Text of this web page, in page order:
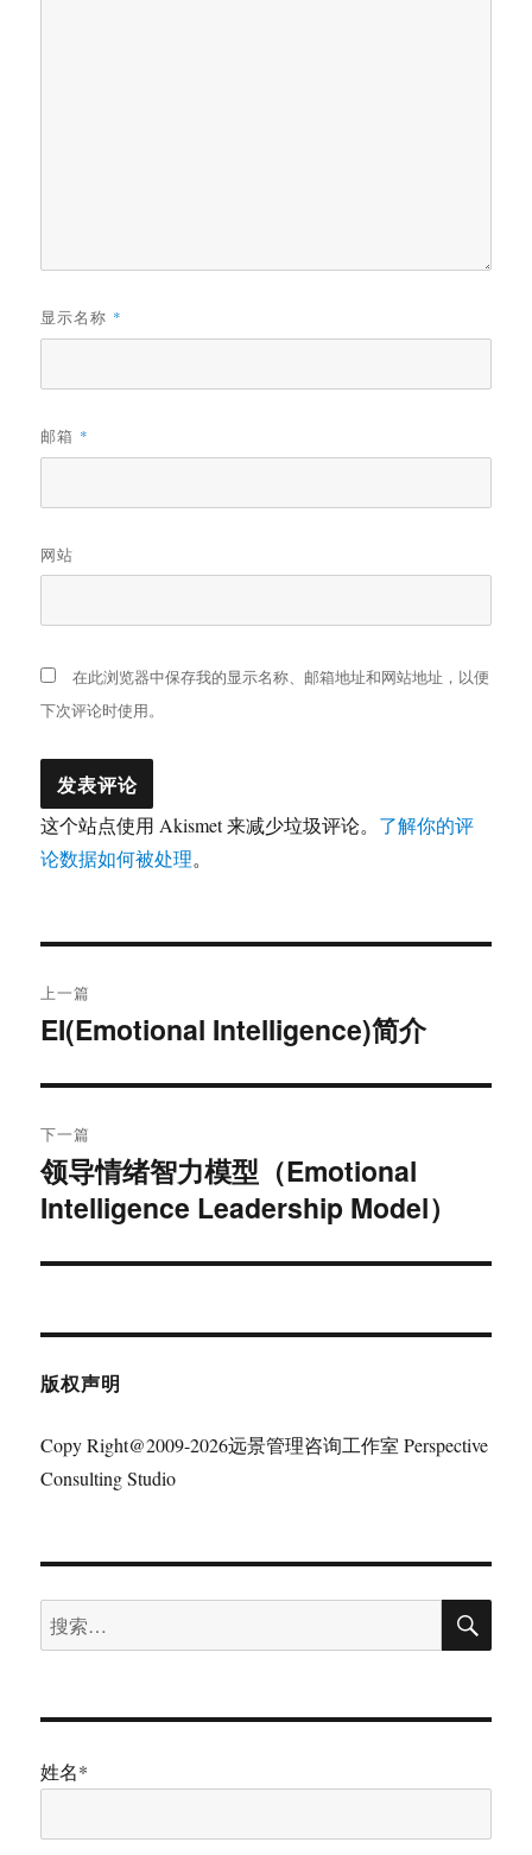
显示名称 *
邮箱 *
网站
在此浏览器中保存我的显示名称、邮箱地址和网站地址，以便
下次评论时使用。
这个站点使用 Akismet 来减少垃圾评论。 了解你的评
论数据如何被处理。
章
航
上一篇
上
文
章：
EI(Emotional Intelligence)简介
下一篇
下
篇
章：
领导情绪智力模型（Emotional
Intelligence Leadership Model）
版权声明
Copy Right@2009-2026远景管理咨询工作室 Perspective
Consulting Studio
搜
索：
搜
姓名*